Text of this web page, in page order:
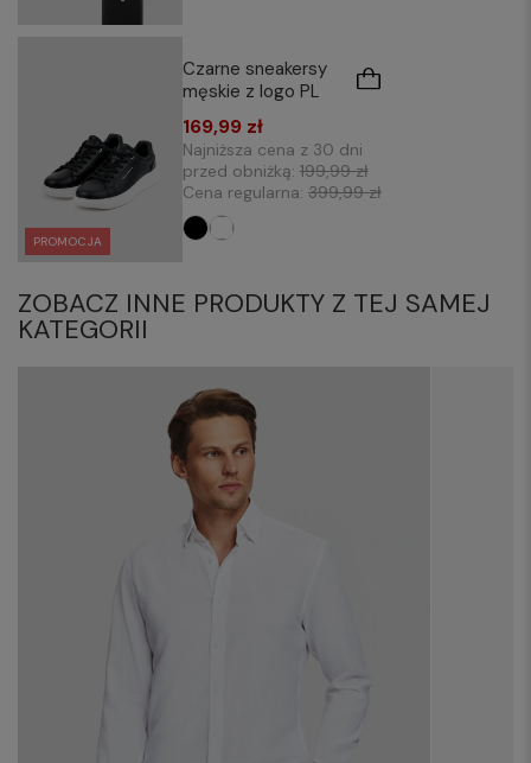
PROMOCJA
Czarne sneakersy
męskie z logo PL
169,99 zł
Najniższa cena z 30 dni
przed obniżką: 199,99 zł
Cena regularna: 399,99 zł
ZOBACZ INNE PRODUKTY Z TEJ SAMEJ
KATEGORII